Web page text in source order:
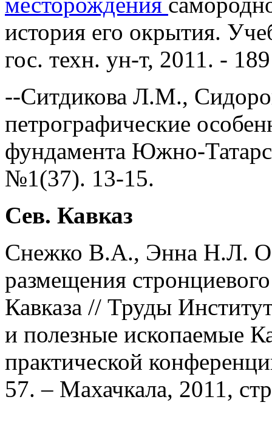
история его окрытия.
гос. техн. ун-т, 2011. -
--Ситдикова Л.М.,
петрографические
фундамента Южно-
№1(37). 13-15.
Сев. Кавказ
Снежко В.А., Энна Н.Л.
размещения
Кавказа // Труды
и полезные ископаемые
практической
57. – Махачкала, 2011,